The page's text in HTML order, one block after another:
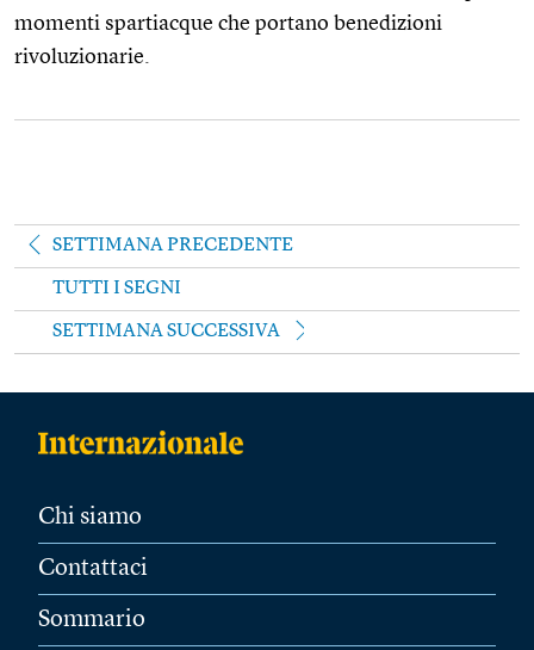
momenti spartiacque che portano benedizioni
rivoluzionarie.
SETTIMANA PRECEDENTE
TUTTI I SEGNI
SETTIMANA SUCCESSIVA
Chi siamo
Contattaci
Sommario